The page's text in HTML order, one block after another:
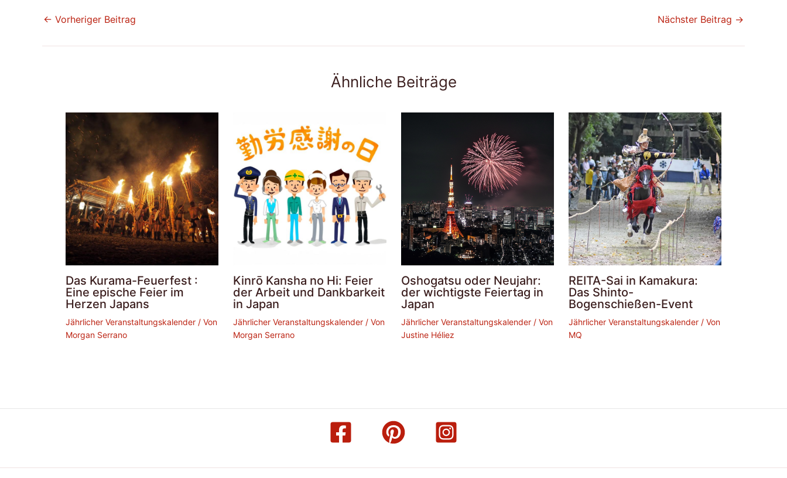
← Vorheriger Beitrag Nächster Beitrag →
Ähnliche Beiträge
Das Kurama-Feuerfest :
Eine epische Feier im
Herzen Japans
Jährlicher Veranstaltungskalender / Von
Morgan Serrano
Kinrō Kansha no Hi: Feier
der Arbeit und Dankbarkeit
in Japan
Jährlicher Veranstaltungskalender / Von
Morgan Serrano
Oshogatsu oder Neujahr:
der wichtigste Feiertag in
Japan
Jährlicher Veranstaltungskalender/ Von
Justine Héliez
REITA-Sai in Kamakura:
Das Shinto-
Bogenschießen-Event
Jährlicher Veranstaltungskalender/ Von
MQ